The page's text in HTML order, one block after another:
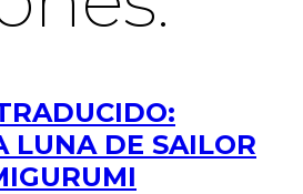
LUNA DE SAILOR